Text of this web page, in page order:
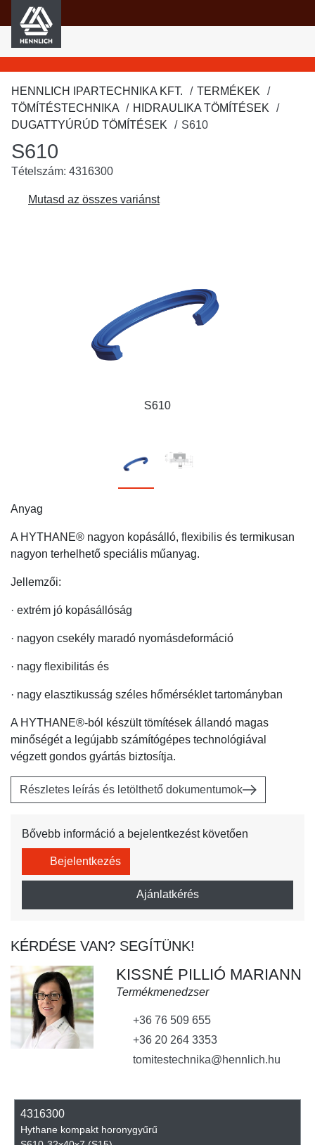
tartalomra
HENNLICH IPARTECHNIKA KFT.
TERMÉKEK
TÖMÍTÉSTECHNIKA
HIDRAULIKA TÖMÍTÉSEK
DUGATTYÚRÚD TÖMÍTÉSEK
S610
S610
Tételszám: 4316300
Mutasd az összes variánst
S610
Anyag
A HYTHANE® nagyon kopásálló, flexibilis és termikusan
nagyon terhelhető speciális műanyag.
Jellemzői:
· extrém jó kopásállóság
· nagyon csekély maradó nyomásdeformáció
· nagy flexibilitás és
· nagy elasztikusság széles hőmérséklet tartományban
A HYTHANE®-ból készült tömítések állandó magas
minőségét a legújabb számítógépes technológiával
végzett gondos gyártás biztosítja.
Részletes leírás és letölthető dokumentumok
Bővebb információ a bejelentkezést követően
Bejelentkezés
Ajánlatkérés
KÉRDÉSE VAN? SEGÍTÜNK!
KISSNÉ PILLIÓ MARIANN
Termékmenedzser
+36 76 509 655
+36 20 264 3353
tomitestechnika@hennlich.hu
4316300
Hythane kompakt horonygyűrű